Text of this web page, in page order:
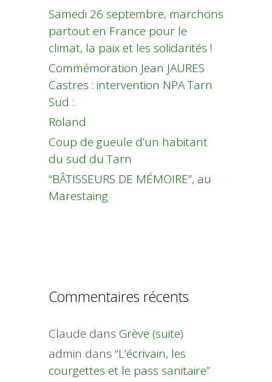
Samedi 26 septembre, marchons
partout en France pour le
climat, la paix et les solidarités !
Commémoration Jean JAURES
Castres : intervention NPA Tarn
Sud :
Roland
Coup de gueule d’un habitant
du sud du Tarn
“BÂTISSEURS DE MÉMOIRE”, au
Marestaing
Commentaires récents
Claude dans Grève (suite)
admin dans “L’écrivain, les
courgettes et le pass sanitaire”